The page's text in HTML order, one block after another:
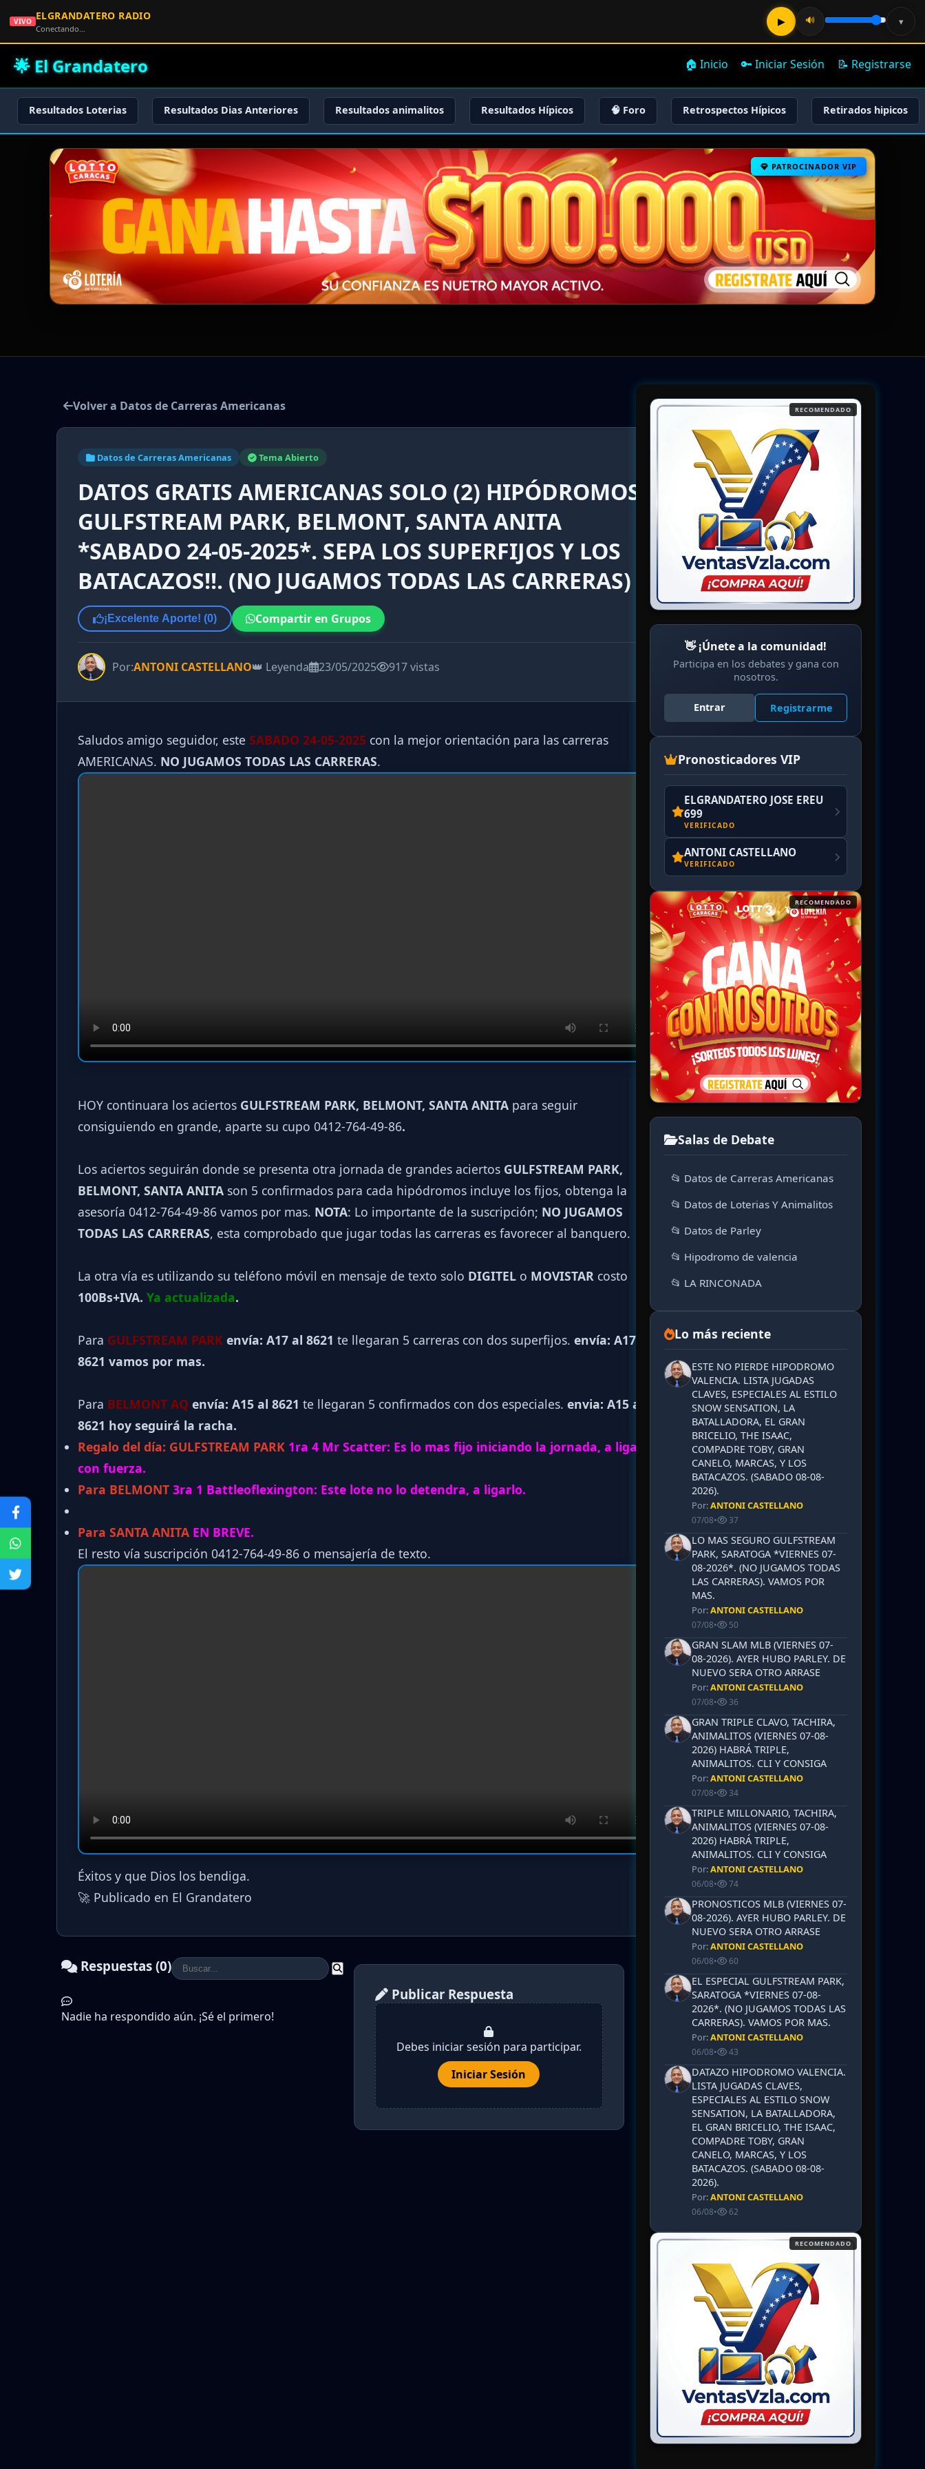
🌟 El Grandatero 🏠 Inicio 🔑 Iniciar Sesión 📝 Registrarse
Resultados Loterias Resultados Dias Anteriores Resultados animalitos Resultados Hípicos 🧠 Foro Retrospectos Hípicos Retirados hipicos
PATROCINADOR VIP
Volver a Datos de Carreras Americanas
Datos de Carreras Americanas Tema Abierto
DATOS GRATIS AMERICANAS SOLO (2) HIPÓDROMOS
GULFSTREAM PARK, BELMONT, SANTA ANITA
*SABADO 24-05-2025*. SEPA LOS SUPERFIJOS Y LOS
BATACAZOS!!. (NO JUGAMOS TODAS LAS CARRERAS)
¡Excelente Aporte! (0) Compartir en Grupos
Por:ANTONI CASTELLANO👑 Leyenda 23/05/2025 917 vistas
Saludos amigo seguidor, este SABADO 24-05-2025 con la mejor orientación para las carreras
AMERICANAS. NO JUGAMOS TODAS LAS CARRERAS.
HOY continuara los aciertos GULFSTREAM PARK, BELMONT, SANTA ANITA para seguir
consiguiendo en grande, aparte su cupo 0412-764-49-86.
Los aciertos seguirán donde se presenta otra jornada de grandes aciertos GULFSTREAM PARK,
BELMONT, SANTA ANITA son 5 confirmados para cada hipódromos incluye los fijos, obtenga la
asesoría 0412-764-49-86 vamos por mas. NOTA: Lo importante de la suscripción; NO JUGAMOS
TODAS LAS CARRERAS, esta comprobado que jugar todas las carreras es favorecer al banquero.
La otra vía es utilizando su teléfono móvil en mensaje de texto solo DIGITEL o MOVISTAR costo
100Bs+IVA. Ya actualizada.
Para GULFSTREAM PARK envía: A17 al 8621 te llegaran 5 carreras con dos superfijos. envía: A17 al
8621 vamos por mas.
Para BELMONT AQ envía: A15 al 8621 te llegaran 5 confirmados con dos especiales. envia: A15 al
8621 hoy seguirá la racha.
Regalo del día: GULFSTREAM PARK 1ra 4 Mr Scatter: Es lo mas fijo iniciando la jornada, a ligarlo
con fuerza.
Para BELMONT 3ra 1 Battleoflexington: Este lote no lo detendra, a ligarlo.
Para SANTA ANITA EN BREVE.
El resto vía suscripción 0412-764-49-86 o mensajería de texto.
Éxitos y que Dios los bendiga.
🚀 Publicado en El Grandatero
Respuestas (0)
Nadie ha respondido aún. ¡Sé el primero!
Publicar Respuesta
Debes iniciar sesión para participar.
Iniciar Sesión
RECOMENDADO
👋 ¡Únete a la comunidad!
Participa en los debates y gana con
nosotros.
Entrar Registrarme
Pronosticadores VIP
ELGRANDATERO JOSE EREU
699
VERIFICADO
ANTONI CASTELLANO
VERIFICADO
RECOMENDADO
Salas de Debate
📂 Datos de Carreras Americanas
📂 Datos de Loterias Y Animalitos
📂 Datos de Parley
📂 Hipodromo de valencia
📂 LA RINCONADA
Lo más reciente
ESTE NO PIERDE HIPODROMO
VALENCIA. LISTA JUGADAS
CLAVES, ESPECIALES AL ESTILO
SNOW SENSATION, LA
BATALLADORA, EL GRAN
BRICELIO, THE ISAAC,
COMPADRE TOBY, GRAN
CANELO, MARCAS, Y LOS
BATACAZOS. (SABADO 08-08-
2026).
Por:ANTONI CASTELLANO
07/08• 37
LO MAS SEGURO GULFSTREAM
PARK, SARATOGA *VIERNES 07-
08-2026*. (NO JUGAMOS TODAS
LAS CARRERAS). VAMOS POR
MAS.
Por:ANTONI CASTELLANO
07/08• 50
GRAN SLAM MLB (VIERNES 07-
08-2026). AYER HUBO PARLEY. DE
NUEVO SERA OTRO ARRASE
Por:ANTONI CASTELLANO
07/08• 36
GRAN TRIPLE CLAVO, TACHIRA,
ANIMALITOS (VIERNES 07-08-
2026) HABRÁ TRIPLE,
ANIMALITOS. CLI Y CONSIGA
Por:ANTONI CASTELLANO
07/08• 34
TRIPLE MILLONARIO, TACHIRA,
ANIMALITOS (VIERNES 07-08-
2026) HABRÁ TRIPLE,
ANIMALITOS. CLI Y CONSIGA
Por:ANTONI CASTELLANO
06/08• 74
PRONOSTICOS MLB (VIERNES 07-
08-2026). AYER HUBO PARLEY. DE
NUEVO SERA OTRO ARRASE
Por:ANTONI CASTELLANO
06/08• 60
EL ESPECIAL GULFSTREAM PARK,
SARATOGA *VIERNES 07-08-
2026*. (NO JUGAMOS TODAS LAS
CARRERAS). VAMOS POR MAS.
Por:ANTONI CASTELLANO
06/08• 43
DATAZO HIPODROMO VALENCIA.
LISTA JUGADAS CLAVES,
ESPECIALES AL ESTILO SNOW
SENSATION, LA BATALLADORA,
EL GRAN BRICELIO, THE ISAAC,
COMPADRE TOBY, GRAN
CANELO, MARCAS, Y LOS
BATACAZOS. (SABADO 08-08-
2026).
Por:ANTONI CASTELLANO
06/08• 62
RECOMENDADO
VIVO ELGRANDATERO RADIO
Conectando…
▶ 🔊 ▾